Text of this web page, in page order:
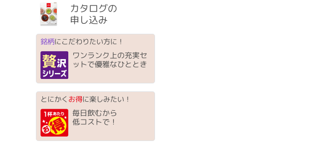
カタログの
申し込み
銘柄にこだわりたい方に！
ワンランク上の充実セ
ットで優雅なひととき
とにかくお得に楽しみたい！
毎日飲むから
低コストで！